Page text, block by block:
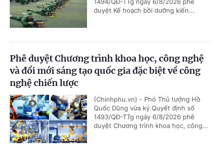
duyệt Kế hoạch bồi dưỡng kiến...
Phê duyệt Chương trình khoa học, công nghệ
và đổi mới sáng tạo quốc gia đặc biệt về công
nghệ chiến lược
(Chinhphu.vn) - Phó Thủ tướng Hồ
Quốc Dũng vừa ký Quyết định số
1493/QĐ-TTg ngày 6/8/2026 phê
duyệt Chương trình khoa học, công...